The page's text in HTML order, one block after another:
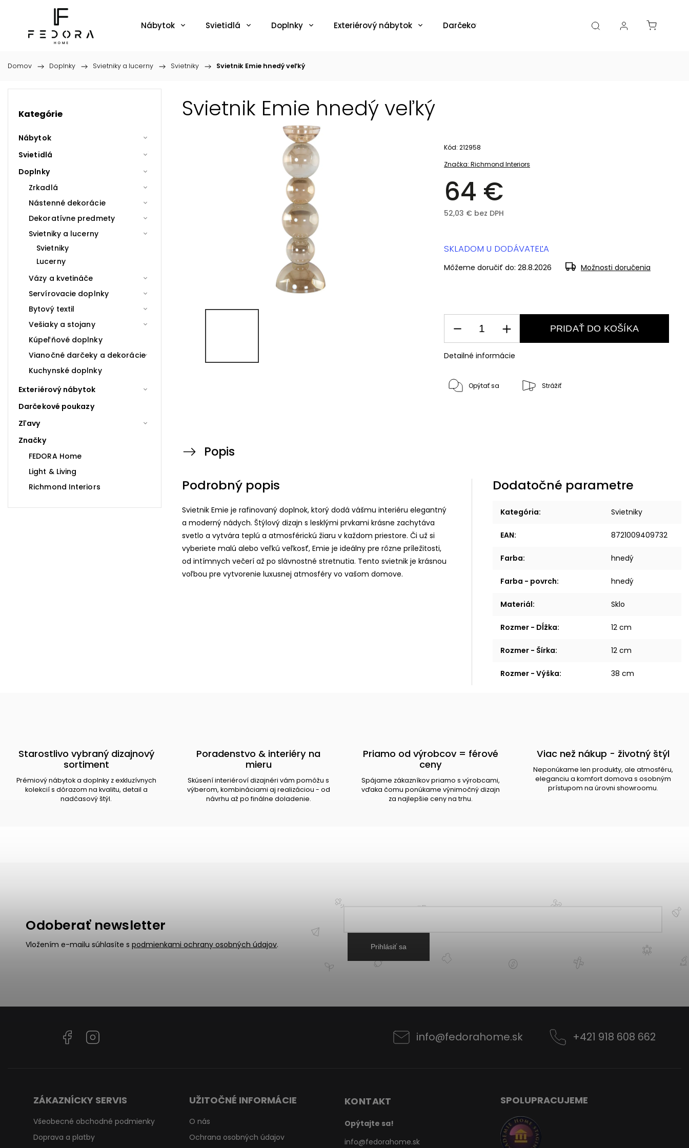
Nábytok Svietidlá Doplnky Exteriérový nábytok Darčekové poukazy Katalógy Blogy
Domov / Doplnky / Svietniky a lucerny / Svietniky / Svietnik Emie hnedý veľký
Kategórie
Nábytok
Svietidlá
Doplnky
Zrkadlá
Nástenné dekorácie
Dekoratívne predmety
Svietniky a lucerny
Svietniky
Lucerny
Vázy a kvetináče
Servírovacie doplnky
Bytový textil
Vešiaky a stojany
Kúpeľňové doplnky
Vianočné darčeky a dekorácie
Kuchynské doplnky
Exteriérový nábytok
Darčekové poukazy
Zľavy
Značky
FEDORA Home
Light & Living
Richmond Interiors
Svietnik Emie hnedý veľký
Značka: Richmond Interiors
64 €
52,03 € bez DPH
Kód: 212958
SKLADOM U DODÁVATEĽA
Môžeme doručiť do: 28.8.2026 Možnosti doručenia
PRIDAŤ DO KOŠÍKA
Detailné informácie
Opýtať sa Strážiť
Popis
Podrobný popis
Svietnik Emie je rafinovaný doplnok, ktorý dodá vášmu interiéru elegantný
a moderný nádych. Štýlový dizajn s lesklými prvkami krásne zachytáva
svetlo a vytvára teplú a atmosférickú žiaru v každom priestore. Či už si
vyberiete malú alebo veľkú veľkosť, Emie je ideálny pre rôzne príležitosti,
od intímnych večerí až po slávnostné stretnutia. Tento svietnik je krásnou
voľbou pre vytvorenie luxusnej atmosféry vo vašom domove.
Dodatočné parametre
Kategória: Svietniky
EAN: 8721009409732
Farba: hnedý
Farba - povrch: hnedý
Materiál: Sklo
Rozmer - Dĺžka: 12 cm
Rozmer - Šírka: 12 cm
Rozmer - Výška: 38 cm
Starostlivo vybraný dizajnový
sortiment
Prémiový nábytok a doplnky z exkluzívnych
kolekcií s dôrazom na kvalitu, detail a
nadčasový štýl.
Poradenstvo & interiéry na
mieru
Skúsení interiéroví dizajnéri vám pomôžu s
výberom, kombináciami aj realizáciou - od
návrhu až po finálne doladenie.
Priamo od výrobcov = férové
ceny
Spájame zákazníkov priamo s výrobcami,
vďaka čomu ponúkame výnimočný dizajn
za najlepšie ceny na trhu.
Viac než nákup - životný štýl
Neponúkame len produkty, ale atmosféru,
eleganciu a komfort domova s osobným
prístupom na úrovni showroomu.
Odoberať newsletter
Vložením e-mailu súhlasíte s podmienkami ochrany osobných údajov. Prihlásiť sa
Facebook info@fedorahome.sk +421 918 608 662
ZÁKAZNÍCKY SERVIS
Všeobecné obchodné podmienky
Doprava a platby
UŽITOČNÉ INFORMÁCIE
O nás
Ochrana osobných údajov
KONTAKT
Opýtajte sa!
info@fedorahome.sk
SPOLUPRACUJEME